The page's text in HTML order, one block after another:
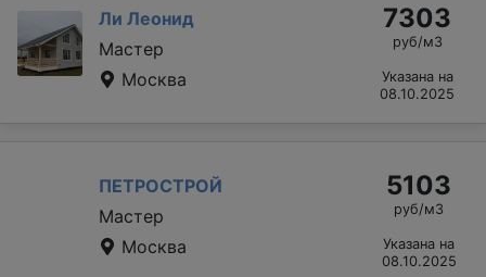
Ли Леонид
Мастер
Москва
7303
руб/м3
Указана на
08.10.2025
ПЕТРОСТРОЙ
Мастер
Москва
5103
руб/м3
Указана на
08.10.2025